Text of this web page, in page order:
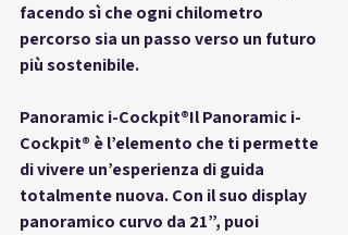
facendo sì che ogni chilometro
percorso sia un passo verso un futuro
più sostenibile.
Panoramic i-Cockpit®Il Panoramic i-
Cockpit® è l’elemento che ti permette
di vivere un’esperienza di guida
totalmente nuova. Con il suo display
panoramico curvo da 21”, puoi